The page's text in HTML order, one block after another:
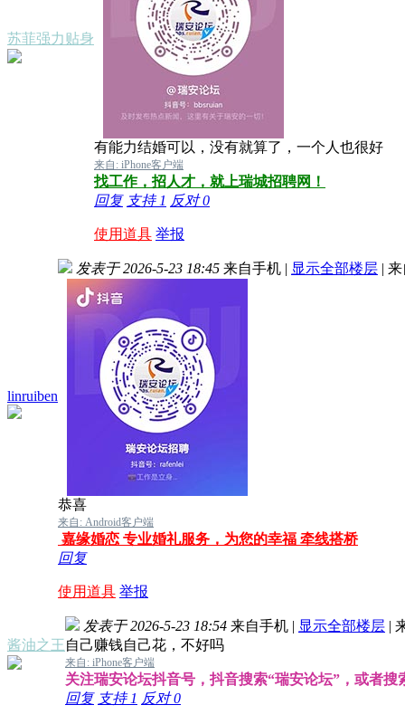
苏菲强力贴身
有能力结婚可以，没有就算了，一个人也很好
来自: iPhone客户端
找工作，招人才，就上瑞城招聘网！
回复 支持 1 反对0
使用道具 举报
linruiben
发表于 2026-5-23 18:45 来自手机 | 显示全部楼层 | 来
恭喜
来自: Android客户端
嘉缘婚恋 专业婚礼服务，为您的幸福 牵线搭桥
回复
使用道具 举报
酱油之王
发表于 2026-5-23 18:54 来自手机 | 显示全部楼层 |
自己赚钱自己花，不好吗
来自: iPhone客户端
关注瑞安论坛抖音号，抖音搜索“瑞安论坛”，或者搜
回复 支持 1 反对0